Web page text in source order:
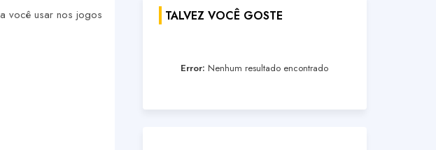
você usar nos jogos
TALVEZ VOCÊ GOSTE
Error: Nenhum resultado encontrado